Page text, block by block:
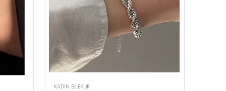
KADIN BILEKLIK